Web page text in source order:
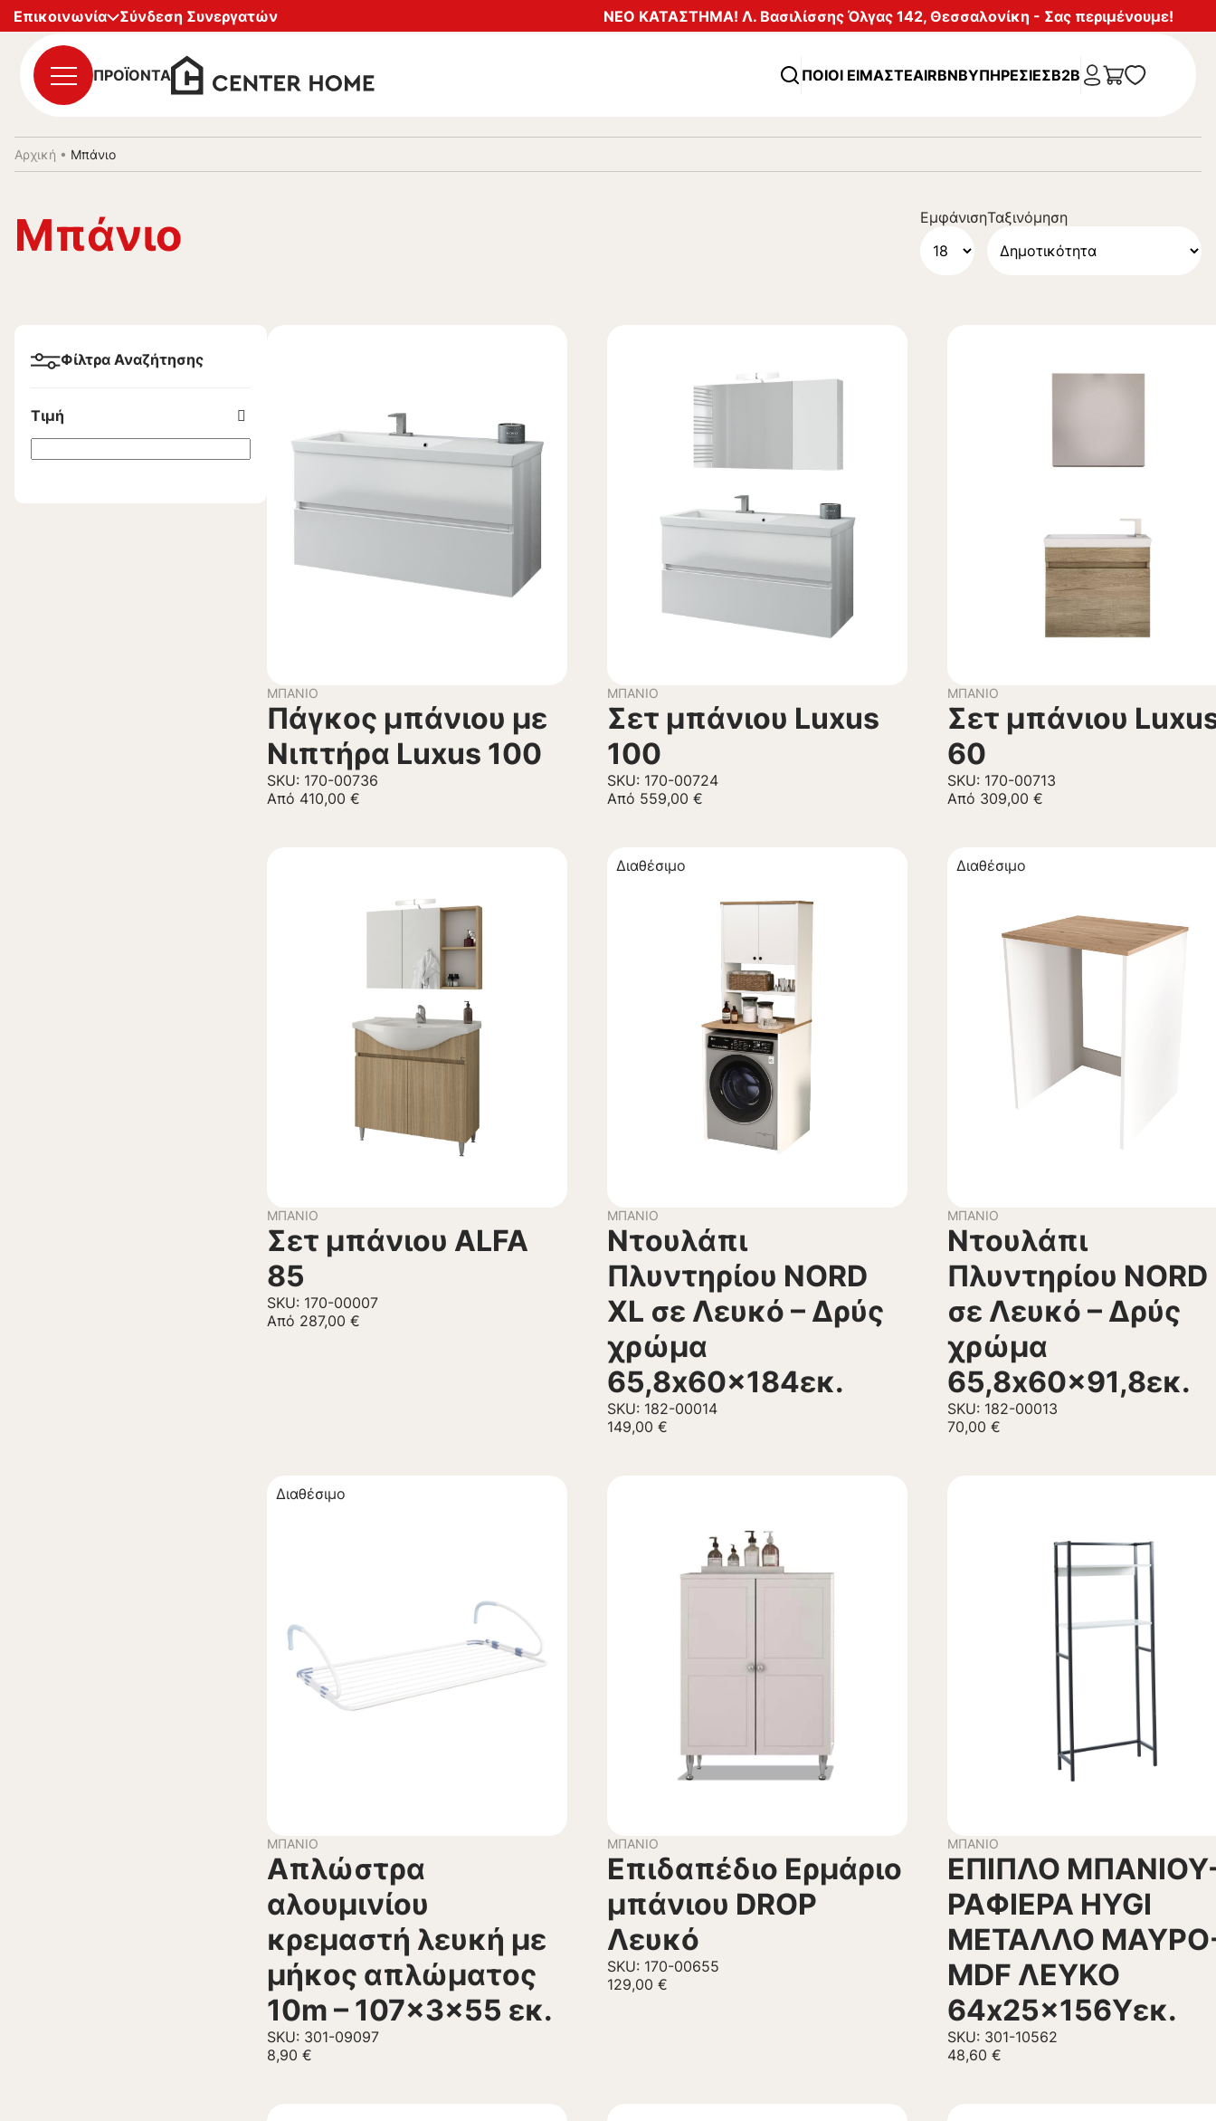
Επικοινωνία
Σύνδεση Συνεργατών ΝΕΟ ΚΑΤΑΣΤΗΜΑ! Λ. Βασιλίσσης Όλγας 142, Θεσσαλονίκη - Σας περιμένουμε!
ΠΡΟΪΟΝΤΑ ΠΟΙΟΙ ΕΙΜΑΣΤΕAIRBNBΥΠΗΡΕΣΊΕΣB2B
Αρχική • Μπάνιο
Μπάνιο ΕμφάνισηΤαξινόμηση
Φίλτρα Αναζήτησης
Τιμή
ΜΠΆΝΙΟ
Πάγκος μπάνιου με
Νιπτήρα Luxus 100
SKU: 170-00736
Από 410,00 €
ΜΠΆΝΙΟ
Σετ μπάνιου Luxus
100
SKU: 170-00724
Από 559,00 €
ΜΠΆΝΙΟ
Σετ μπάνιου
60
SKU: 170-00713
Από 309,00 €
ΜΠΆΝΙΟ
Σετ μπάνιου ALFA
85
SKU: 170-00007
Από 287,00 €
Διαθέσιμο
ΜΠΆΝΙΟ
Ντουλάπι
Πλυντηρίου NORD
XL σε Λευκό – Δρύς
χρώμα
65,8x60x184εκ.
SKU: 182-00014
149,00 €
Διαθέσιμο
ΜΠΆΝΙΟ
Ντουλάπι
Πλυντηρίου NORD
σε Λευκό – Δρύς
χρώμα
65,8x60x91,8εκ.
SKU: 182-00013
70,00 €
Διαθέσιμο
ΜΠΆΝΙΟ
Απλώστρα
αλουμινίου
κρεμαστή λευκή με
μήκος απλώματος
10m – 107x3x55 εκ.
SKU: 301-09097
8,90 €
ΜΠΆΝΙΟ
Επιδαπέδιο Ερμάριο
μπάνιου DROP
Λευκό
SKU: 170-00655
129,00 €
ΜΠΆΝΙΟ
ΕΠΙΠΛΟ
ΡΑΦΙΕΡΑ HYGI
ΜΕΤΑΛΛΟ
MDF ΛΕΥΚΟ
64x25x156Υεκ.
SKU: 301-10562
48,60 €